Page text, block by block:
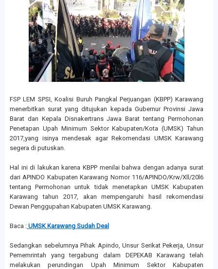
FSP LEM SPSI, Koalisi Buruh Pangkal Perjuangan (KBPP) Karawang
menerbitkan surat yang ditujukan kepada Gubernur Provinsi Jawa
Barat dan Kepala Disnakertrans Jawa Barat tentang Permohonan
Penetapan Upah Minimum Sektor Kabupaten/Kota (UMSK) Tahun
2017,yang isinya mendesak agar Rekomendasi UMSK Karawang
segera di putuskan.
Hal ini di lakukan karena KBPP menilai bahwa dengan adanya surat
dari APINDO Kabupaten Karawang Nomor 116/APINDO/Krw/Xll/20l6
tentang Permohonan untuk tidak menetapkan UMSK Kabupaten
Karawang tahun 2017, akan mempengaruhi hasil rekomendasi
Dewan Penggupahan Kabupaten UMSK Karawang.
Baca : UMSK Karawang Sudah Deal
Sedangkan sebelumnya Pihak Apindo, Unsur Serikat Pekerja, Unsur
Pememrintah yang tergabung dalam DEPEKAB Karawang telah
melakukan perundingan Upah Minimum Sektor Kabupaten